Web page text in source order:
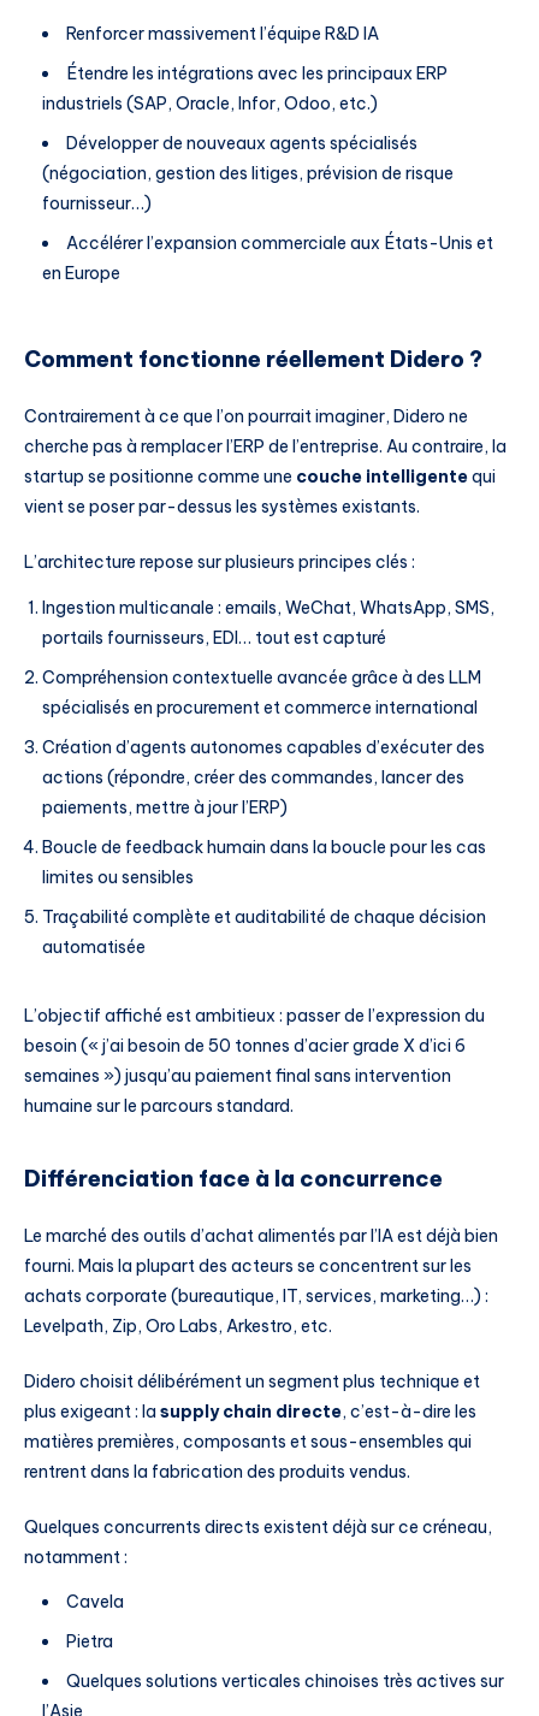
Renforcer massivement l’équipe R&D IA
Étendre les intégrations avec les principaux ERP
industriels (SAP, Oracle, Infor, Odoo, etc.)
Développer de nouveaux agents spécialisés
(négociation, gestion des litiges, prévision de risque
fournisseur…)
Accélérer l’expansion commerciale aux États-Unis et
en Europe
Comment fonctionne réellement Didero ?
Contrairement à ce que l’on pourrait imaginer, Didero ne
cherche pas à remplacer l’ERP de l’entreprise. Au contraire, la
startup se positionne comme une couche intelligentequi
vient se poser par-dessus les systèmes existants.
L’architecture repose sur plusieurs principes clés :
Ingestion multicanale : emails, WeChat, WhatsApp, SMS,
portails fournisseurs, EDI… tout est capturé
Compréhension contextuelle avancée grâce à des LLM
spécialisés en procurement et commerce international
Création d’agents autonomes capables d’exécuter des
actions (répondre, créer des commandes, lancer des
paiements, mettre à jour l’ERP)
Boucle de feedback humain dans la boucle pour les cas
limites ou sensibles
Traçabilité complète et auditabilité de chaque décision
automatisée
L’objectif affiché est ambitieux : passer de l’expression du
besoin (« j’ai besoin de 50 tonnes d’acier grade X d’ici 6
semaines ») jusqu’au paiement final sans intervention
humaine sur le parcours standard.
Différenciation face à la concurrence
Le marché des outils d’achat alimentés par l’IA est déjà bien
fourni. Mais la plupart des acteurs se concentrent sur les
achats corporate (bureautique, IT, services, marketing…) :
Levelpath, Zip, Oro Labs, Arkestro, etc.
Didero choisit délibérément un segment plus technique et
plus exigeant : la supply chain directe, c’est-à-dire les
matières premières, composants et sous-ensembles qui
rentrent dans la fabrication des produits vendus.
Quelques concurrents directs existent déjà sur ce créneau,
notamment :
Cavela
Pietra
Quelques solutions verticales chinoises très actives sur
l’Asie